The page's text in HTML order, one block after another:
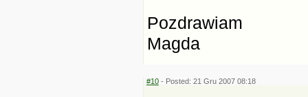
Pozdrawiam
Magda
#10 - Posted: 21 Gru 2007 08:18